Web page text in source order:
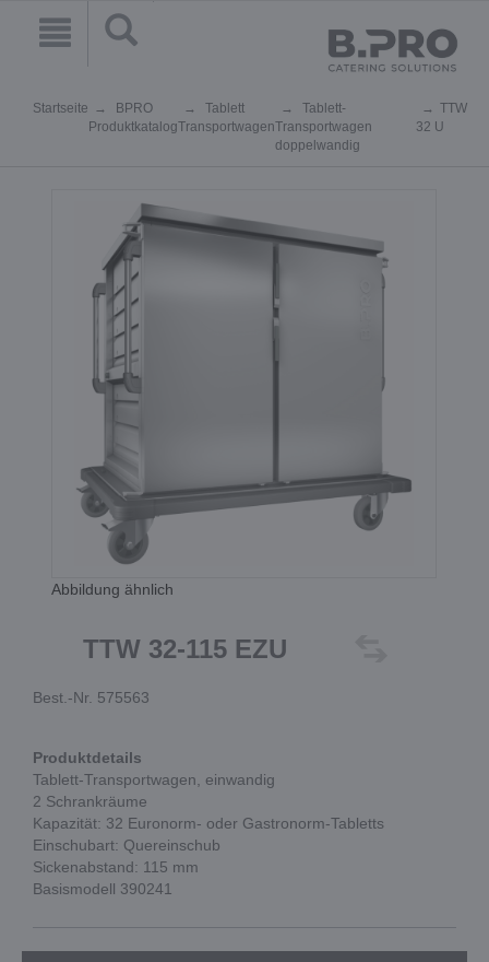
Startseite
BPRO
Produktkatalog
Tablett
Transportwagen
Tablett-
Transportwagen
doppelwandig
TTW
32 U
Abbildung ähnlich
TTW 32-115 EZU
Best.-Nr. 575563
Produktdetails
Tablett-Transportwagen, einwandig
2 Schrankräume
Kapazität: 32 Euronorm- oder Gastronorm-Tabletts
Einschubart: Quereinschub
Sickenabstand: 115 mm
Basismodell 390241